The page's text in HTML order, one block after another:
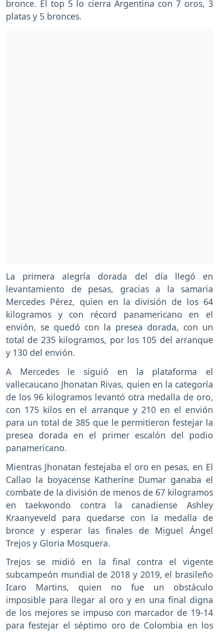
bronce. El top 5 lo cierra Argentina con 7 oros, 3
platas y 5 bronces.
La primera alegría dorada del día llegó en
levantamiento de pesas, gracias a la samaria
Mercedes Pérez, quien en la división de los 64
kilogramos y con récord panamericano en el
envión, se quedó con la presea dorada, con un
total de 235 kilogramos, por los 105 del arranque
y 130 del envión.
A Mercedes le siguió en la plataforma el
vallecaucano Jhonatan Rivas, quien en la categoría
de los 96 kilogramos levantó otra medalla de oro,
con 175 kilos en el arranque y 210 en el envión
para un total de 385 que le permitieron festejar la
presea dorada en el primer escalón del podio
panamericano.
Mientras Jhonatan festejaba el oro en pesas, en El
Callao la boyacense Katherine Dumar ganaba el
combate de la división de menos de 67 kilogramos
en taekwondo contra la canadiense Ashley
Kraanyeveld para quedarse con la medalla de
bronce y esperar las finales de Miguel Ángel
Trejos y Gloria Mosquera.
Trejos se midió en la final contra el vigente
subcampeón mundial de 2018 y 2019, el brasileño
Icaro Martins, quien no fue un obstáculo
imposible para llegar al oro y en una final digna
de los mejores se impuso con marcador de 19-14
para festejar el séptimo oro de Colombia en los